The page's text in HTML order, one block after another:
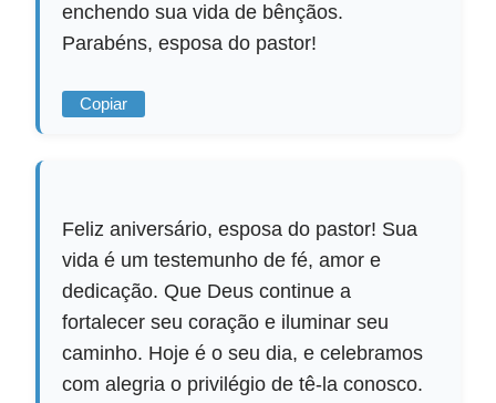
enchendo sua vida de bênçãos.
Parabéns, esposa do pastor!
Copiar
Feliz aniversário, esposa do pastor! Sua
vida é um testemunho de fé, amor e
dedicação. Que Deus continue a
fortalecer seu coração e iluminar seu
caminho. Hoje é o seu dia, e celebramos
com alegria o privilégio de tê-la conosco.